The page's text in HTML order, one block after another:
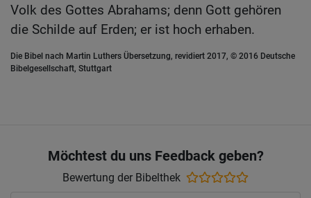
Volk des Gottes Abrahams; denn Gott gehören
die Schilde auf Erden; er ist hoch erhaben.
Die Bibel nach Martin Luthers Übersetzung, revidiert 2017, © 2016 Deutsche
Bibelgesellschaft, Stuttgart
Möchtest du uns Feedback geben?
Bewertung der Bibelthek